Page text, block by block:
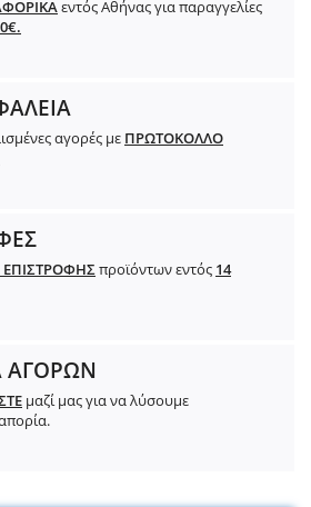
εντός Αθήνας για παραγγελίες
αγορές με ΠΡΩΤΟΚΟΛΛΟ
προϊόντων εντός 14
ΑΓΟΡΩΝ
μαζί μας για να λύσουμε